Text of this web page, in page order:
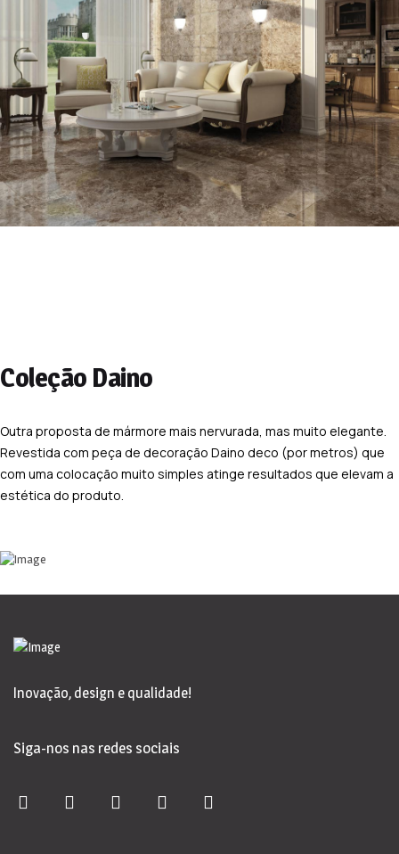
Coleção Daino
Outra proposta de mármore mais nervurada, mas muito elegante.
Revestida com peça de decoração Daino deco (por metros) que
com uma colocação muito simples atinge resultados que elevam a
estética do produto.
Inovação, design e qualidade!
Siga-nos nas redes sociais